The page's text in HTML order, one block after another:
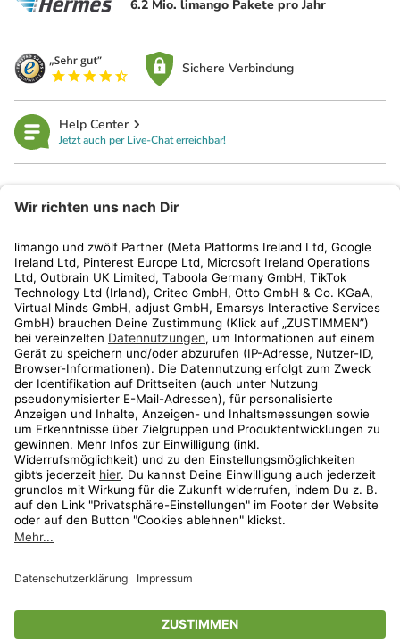
6.2 Mio. limango Pakete pro Jahr
Sichere Verbindung
Help Center
Jetzt auch per Live-Chat erreichbar!
Kundenservice
Shop
Aktionen
Travel